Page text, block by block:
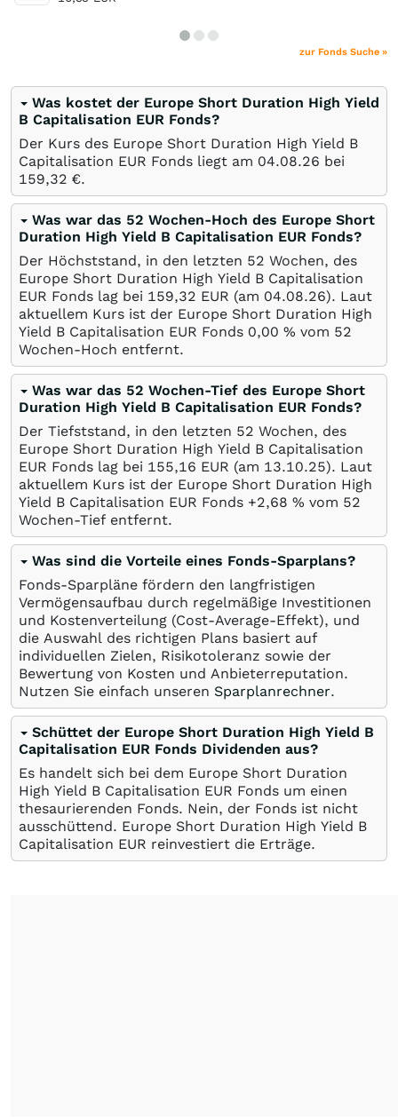
zur Fonds Suche »
Was kostet der Europe Short Duration High Yield
B Capitalisation EUR Fonds?
Der Kurs des Europe Short Duration High Yield B
Capitalisation EUR Fonds liegt am 04.08.26 bei
159,32 €.
Was war das 52 Wochen-Hoch des Europe Short
Duration High Yield B Capitalisation EUR Fonds?
Der Höchststand, in den letzten 52 Wochen, des
Europe Short Duration High Yield B Capitalisation
EUR Fonds lag bei 159,32 EUR (am 04.08.26). Laut
aktuellem Kurs ist der Europe Short Duration High
Yield B Capitalisation EUR Fonds 0,00 % vom 52
Wochen-Hoch entfernt.
Was war das 52 Wochen-Tief des Europe Short
Duration High Yield B Capitalisation EUR Fonds?
Der Tiefststand, in den letzten 52 Wochen, des
Europe Short Duration High Yield B Capitalisation
EUR Fonds lag bei 155,16 EUR (am 13.10.25). Laut
aktuellem Kurs ist der Europe Short Duration High
Yield B Capitalisation EUR Fonds +2,68 % vom 52
Wochen-Tief entfernt.
Was sind die Vorteile eines Fonds-Sparplans?
Fonds-Sparpläne fördern den langfristigen
Vermögensaufbau durch regelmäßige Investitionen
und Kostenverteilung (Cost-Average-Effekt), und
die Auswahl des richtigen Plans basiert auf
individuellen Zielen, Risikotoleranz sowie der
Bewertung von Kosten und Anbieterreputation.
Nutzen Sie einfach unseren Sparplanrechner.
Schüttet der Europe Short Duration High Yield B
Capitalisation EUR Fonds Dividenden aus?
Es handelt sich bei dem Europe Short Duration
High Yield B Capitalisation EUR Fonds um einen
thesaurierenden Fonds. Nein, der Fonds ist nicht
ausschüttend. Europe Short Duration High Yield B
Capitalisation EUR reinvestiert die Erträge.